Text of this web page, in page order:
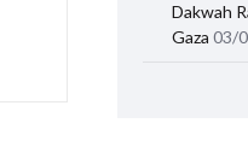
Dakwah
Gaza 03/